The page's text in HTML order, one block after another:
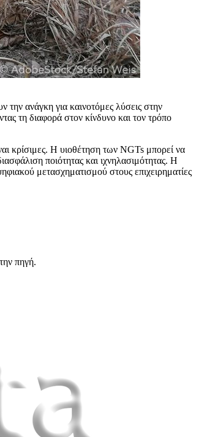
την ανάγκη για καινοτόμες λύσεις στην
τη διαφορά στον κίνδυνο και τον τρόπο
κρίσιμες. Η υιοθέτηση των NGTs μπορεί να
ποιότητας και ιχνηλασιμότητας. Η
μετασχηματισμού στους επιχειρηματίες
πηγή.